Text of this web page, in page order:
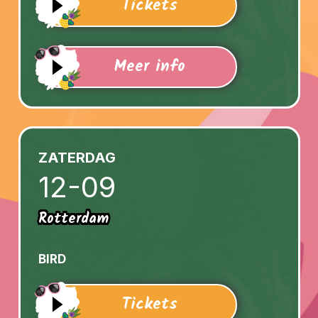
Latin vibes
Tickets
Meer info
ZATERDAG
12-09
Rotterdam
BIRD
Tickets